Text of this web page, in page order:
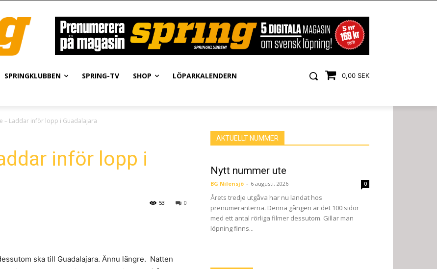
0,00 SEK
SPRINGKLUBBEN SPRING-TV SHOP LÖPARKALENDERN
– Laddar inför lopp i Guadalajara
inför lopp i
0
53
ska till Guadalajara. Ännu längre. Natten
AKTUELLT NUMMER
Nytt nummer ute
BG Nilensjö - 6 augusti, 2026 0
Årets tredje utgåva har nu landat hos
prenumeranterna. Denna gången är det 100 sidor
med ett antal rörliga filmer dessutom. Gillar man
löpning finns...